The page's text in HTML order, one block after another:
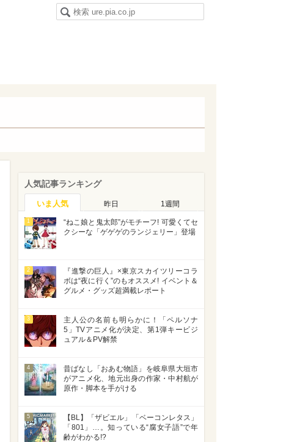
人気記事ランキング
いま人気 昨日 1週間
1
“ねこ娘と鬼太郎”がモチーフ! 可愛くてセ
クシーな「ゲゲゲのランジェリー」登場
2
『進撃の巨人』×東京スカイツリーコラ
ボは“夜に行く”のもオススメ! イベント＆
グルメ・グッズ超満載レポート
3
主人公の名前も明らかに！「ペルソナ
5」TVアニメ化が決定、第1弾キービジ
ュアル＆PV解禁
4
昔ばなし「おあむ物語」を岐阜県大垣市
がアニメ化、地元出身の作家・中村航が
原作・脚本を手がける
5
【BL】「ザビエル」「ベーコンレタス」
「801」…。知っている“腐女子語”で年
齢がわかる!?